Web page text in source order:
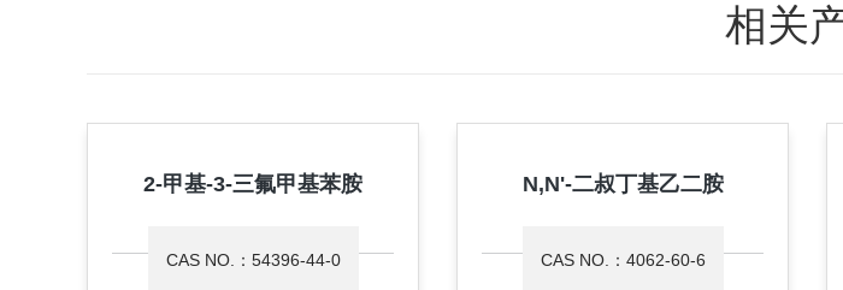
相关
2-甲基-3-三氟甲基苯胺
CAS NO.：54396-44-0
N,N'-二叔丁基乙二胺
CAS NO.：4062-60-6